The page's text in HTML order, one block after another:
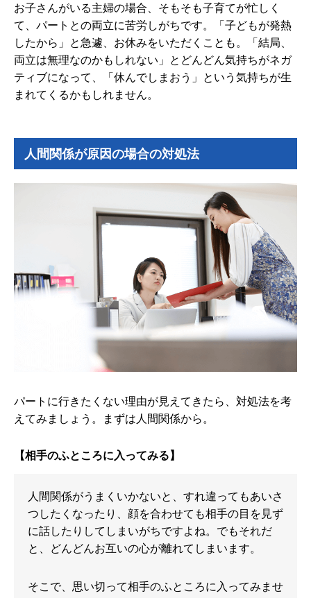
お子さんがいる主婦の場合、そもそも子育てが忙しく
て、パートとの両立に苦労しがちです。「子どもが発熱
したから」と急遽、お休みをいただくことも。「結局、
両立は無理なのかもしれない」とどんどん気持ちがネガ
ティブになって、「休んでしまおう」という気持ちが生
まれてくるかもしれません。
人間関係が原因の場合の対処法
パートに行きたくない理由が見えてきたら、対処法を考
えてみましょう。まずは人間関係から。
【相手のふところに入ってみる】
人間関係がうまくいかないと、すれ違ってもあいさ
つしたくなったり、顔を合わせても相手の目を見ず
に話したりしてしまいがちですよね。でもそれだ
と、どんどんお互いの心が離れてしまいます。
そこで、思い切って相手のふところに入ってみませ